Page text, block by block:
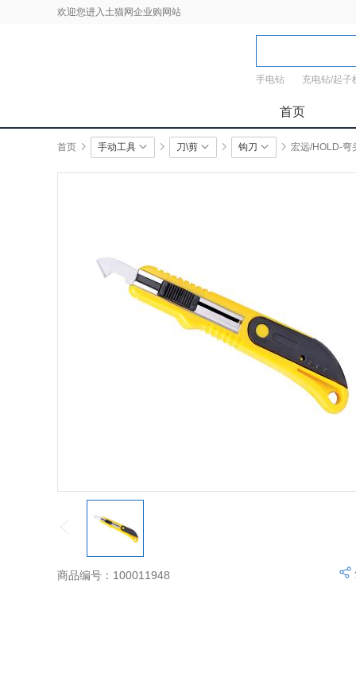
欢迎您进入土猫网企业购网站
手电钻 充电钻/起子
首页
首页 手动工具 刀\剪 钩刀 宏远/HOLD-弯
商品编号：100011948